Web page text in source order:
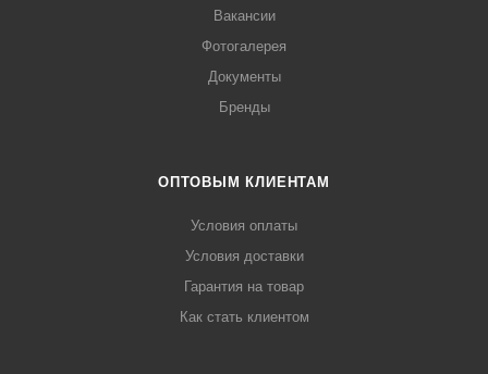
Вакансии
Фотогалерея
Документы
Бренды
ОПТОВЫМ КЛИЕНТАМ
Условия оплаты
Условия доставки
Гарантия на товар
Как стать клиентом